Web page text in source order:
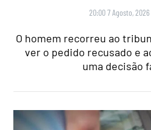
20:00 7 Agosto, 2026
O homem recorreu ao
ver o pedido recusado e
uma decisão